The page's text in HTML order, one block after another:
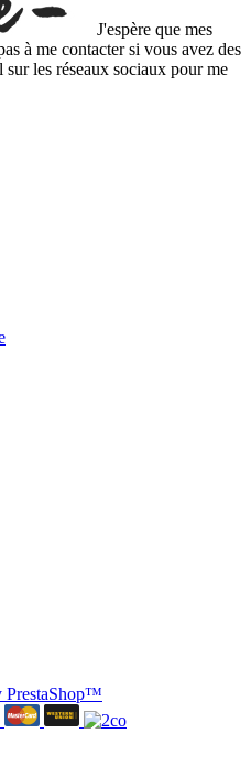
J'espère que mes
à me contacter si vous avez des
les réseaux sociaux pour me
PrestaShop™